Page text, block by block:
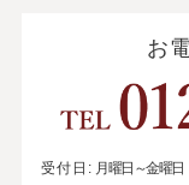
お
受付日: 月曜日～金曜日